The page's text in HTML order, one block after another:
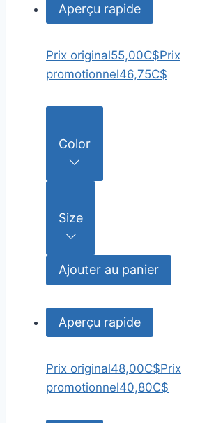
Aperçu rapide
Prix original55,00C$Prix
promotionnel46,75C$
Color
Size
Ajouter au panier
Aperçu rapide
Prix original48,00C$Prix
promotionnel40,80C$